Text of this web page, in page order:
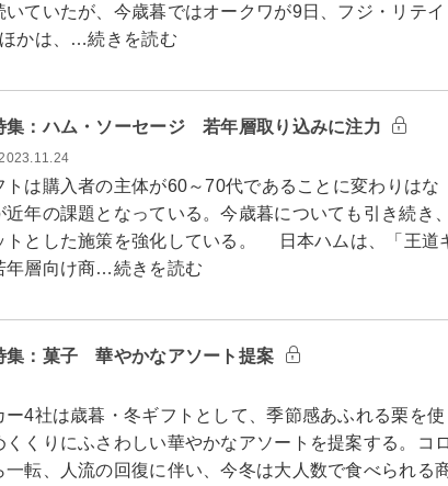
ていたが、今歳暮ではオークワが9日、フジ・リテイ
かは、…続きを読む
集：ハム・ソーセージ 若年層取り込みに注力
2023.11.24
は購入者の主体が60～70代であることに変わりはな
年の課題となっている。今歳暮についても引き続き、
トとした施策を強化している。 日本ハムは、「王道
年層向け商…続きを読む
集：菓子 華やかなアソート提案
4社は歳暮・冬ギフトとして、季節感あふれる栗を使
くりにふさわしい華やかなアソートを提案する。コロ
転、人流の回復に伴い、今冬は大人数で食べられる